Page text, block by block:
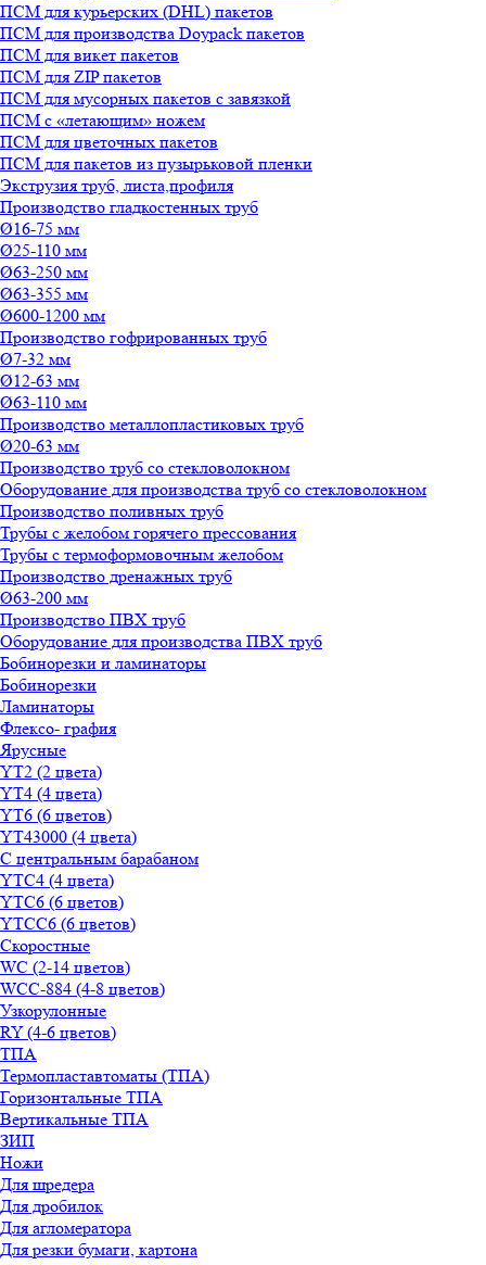
ПСМ для курьерских (DHL) пакетов
ПСМ для производства Doypack пакетов
ПСМ для викет пакетов
ПСМ для ZIP пакетов
ПСМ для мусорных пакетов с завязкой
ПСМ с «летающим» ножем
ПСМ для цветочных пакетов
ПСМ для пакетов из пузырьковой пленки
Экструзия труб, листа,профиля
Производство гладкостенных труб
Ø16-75 мм
Ø25-110 мм
Ø63-250 мм
Ø63-355 мм
Ø600-1200 мм
Производство гофрированных труб
Ø7-32 мм
Ø12-63 мм
Ø63-110 мм
Производство металлопластиковых труб
Ø20-63 мм
Производство труб со стекловолокном
Оборудование для производства труб со стекловолокном
Производство поливных труб
Трубы с желобом горячего прессования
Трубы с термоформовочным желобом
Производство дренажных труб
Ø63-200 мм
Производство ПВХ труб
Оборудование для производства ПВХ труб
Бобинорезки и ламинаторы
Бобинорезки
Ламинаторы
Флексо- графия
Ярусные
YT2 (2 цвета)
YT4 (4 цвета)
YT6 (6 цветов)
YT43000 (4 цвета)
С центральным барабаном
YТС4 (4 цвета)
YТС6 (6 цветов)
YТСC6 (6 цветов)
Скоростные
WС (2-14 цветов)
WСС-884 (4-8 цветов)
Узкорулонные
RY (4-6 цветов)
ТПА
Термопластавтоматы (ТПА)
Горизонтальные ТПА
Вертикальные ТПА
ЗИП
Ножи
Для шредера
Для дробилок
Для агломератора
Для резки бумаги, картона